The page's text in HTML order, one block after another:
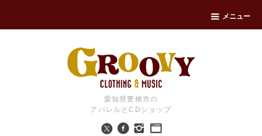
メニュー
愛知県豊橋市の
アパレルとCDショップ